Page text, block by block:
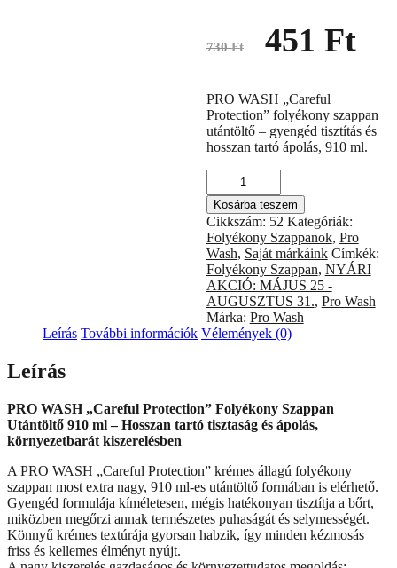
730Ft
Original
price
451 Ft
PRO WASH „Careful
Protection” folyékony szappan
utántöltő – gyengéd tisztítás és
hosszan tartó ápolás, 910 ml.
WASH
„Careful
Protection”
Folyékony
Szappan
Utántöltő
–
910
g
/
Kosárba teszem
Cikkszám: 52 Kategóriák:
Folyékony Szappanok, Pro
Wash, Saját márkáink Címkék:
Folyékony Szappan, NYÁRI
AKCIÓ: MÁJUS 25 -
AUGUSZTUS 31., Pro Wash
Márka: Pro Wash
Leírás További információk Vélemények (0)
Leírás
PRO WASH „Careful Protection” Folyékony Szappan
Utántöltő 910 ml – Hosszan tartó tisztaság és ápolás,
környezetbarát kiszerelésben
A PRO WASH „Careful Protection” krémes állagú folyékony
szappan most extra nagy, 910 ml-es utántöltő formában is elérhető.
Gyengéd formulája kíméletesen, mégis hatékonyan tisztítja a bőrt,
miközben megőrzi annak természetes puhaságát és selymességét.
Könnyű krémes textúrája gyorsan habzik, így minden kézmosás
friss és kellemes élményt nyújt.